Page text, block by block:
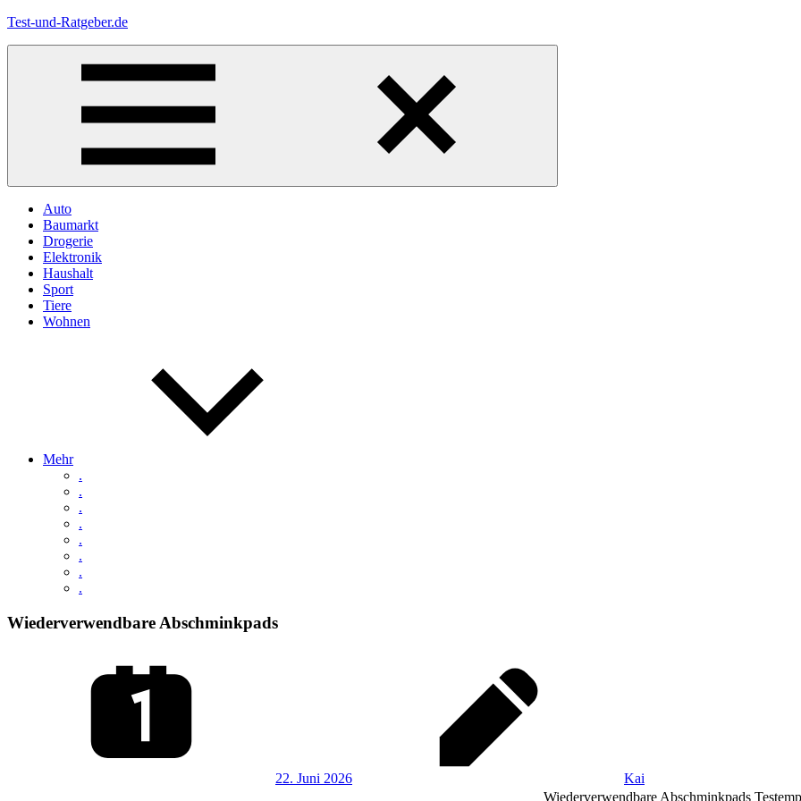
Zum
Test-und-Ratgeber.de
Menü
Auto
Baumarkt
Drogerie
Elektronik
Haushalt
Sport
Tiere
Wohnen
Mehr
.
.
.
.
.
.
.
.
Wiederverwendbare Abschminkpads
22. Juni 2026 Kai
Wiederverwendbare Abschminkpads